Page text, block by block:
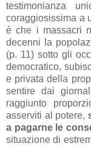
testimonianza
coraggiosissima a
è che i massacri
decenni la
(p. 11) sotto gli
democratico,
e privata della
sentire dai
raggiunto
asserviti al potere,
a pagarne le
situazione di